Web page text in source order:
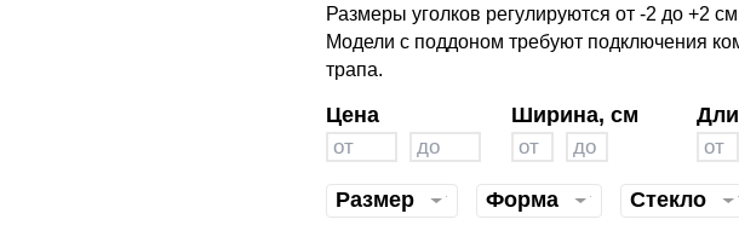
душевая кабина 90 90 дешево
душевая кабина 80 80 цена
душевые кабины яго
душевая кабина am pm
кабина 90 низким
баней
кабина ванная
Размеры уголков регулируются от -2 до +2
Модели с поддоном требуют подключения
трапа.
Цена Ширина, см
Размер Форма Стекло